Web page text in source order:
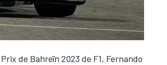
de Bahreïn 2023 de F1, Fernando